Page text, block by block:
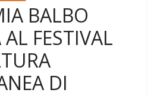
BALBO
FESTIVAL
DI